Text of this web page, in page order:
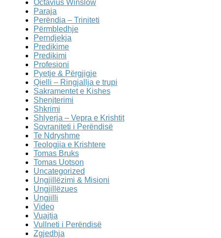
Octavius Winslow
Paraja
Perëndia – Triniteti
Përmbledhje
Perndjekja
Predikime
Predikimi
Profesioni
Pyetje & Përgjigje
Qielli – Ringjallja e trupi
Sakramentet e Kishes
Shenjterimi
Shkrimi
Shlyerja – Vepra e Krishtit
Sovraniteti i Perëndisë
Te Ndryshme
Teologjia e Krishtere
Tomas Bruks
Tomas Uotson
Uncategorized
Ungjillëzimi & Misioni
Ungjillëzues
Ungjilli
Video
Vuajtja
Vullneti i Perëndisë
Zgjedhja